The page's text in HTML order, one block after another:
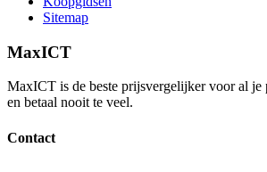
Sitemap
MaxICT
MaxICT is de beste prijsvergelijker voor al je
en betaal nooit te veel.
Contact